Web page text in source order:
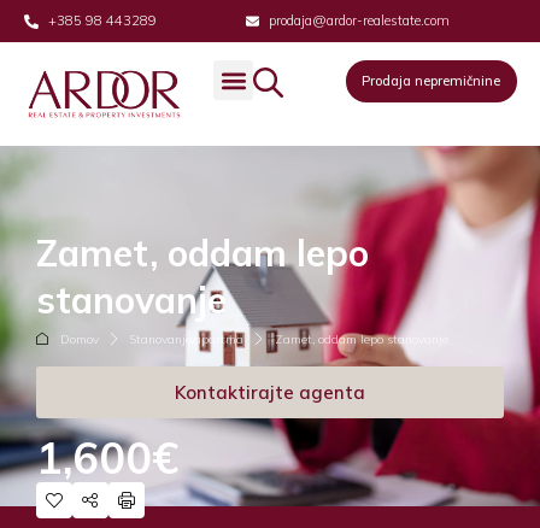
+385 98 443289 prodaja@ardor-realestate.com
Prodaja nepremičnine
Zamet, oddam lepo
stanovanje
Domov Stanovanje/apartma Zamet, oddam lepo stanovanje
Kontaktirajte agenta
1,600€